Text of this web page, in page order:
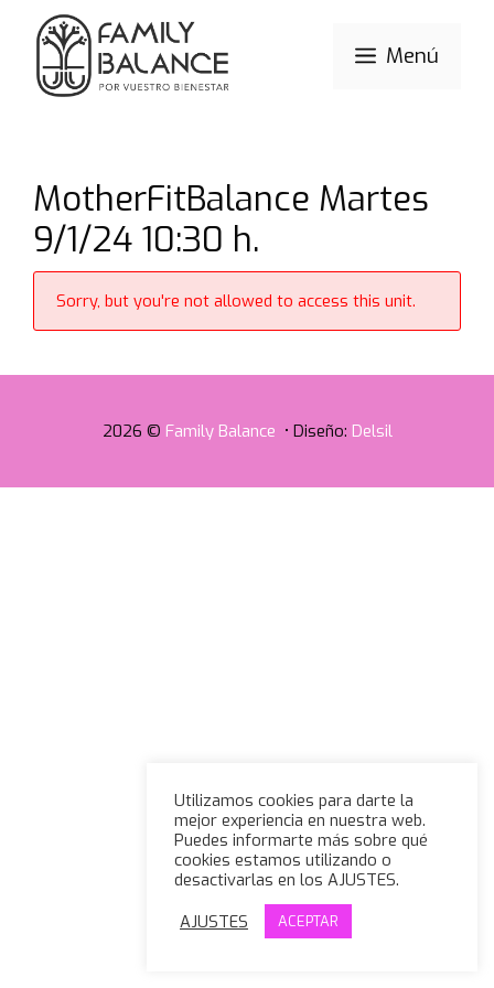
Saltar
contenido
Menú
MotherFitBalance Martes
9/1/24 10:30 h.
Sorry, but you're not allowed to access this unit.
2026 © Family Balance • Diseño: Delsil
Utilizamos cookies para darte la
mejor experiencia en nuestra web.
Puedes informarte más sobre qué
cookies estamos utilizando o
desactivarlas en los AJUSTES.
AJUSTES
ACEPTAR